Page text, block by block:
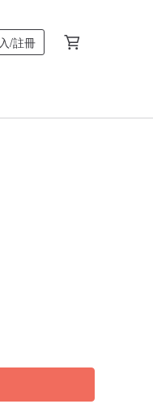
/註冊